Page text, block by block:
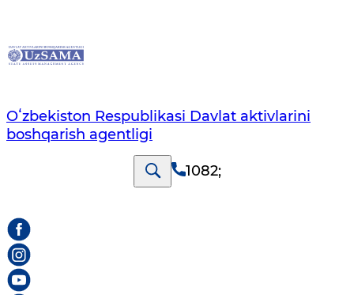
Oʻzbekiston Respublikasi Davlat aktivlarini
boshqarish agentligi
1082;